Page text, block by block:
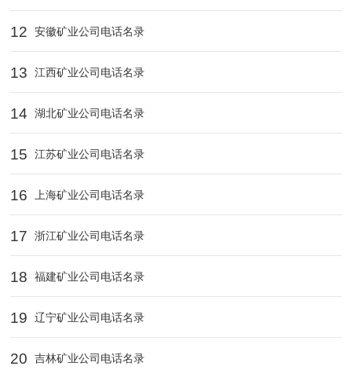
12 安徽矿业公司电话名录
13 江西矿业公司电话名录
14 湖北矿业公司电话名录
15 江苏矿业公司电话名录
16 上海矿业公司电话名录
17 浙江矿业公司电话名录
18 福建矿业公司电话名录
19 辽宁矿业公司电话名录
20 吉林矿业公司电话名录